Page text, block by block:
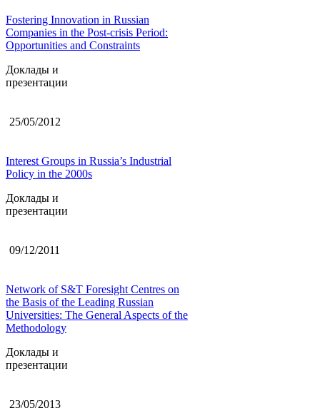
Fostering Innovation in Russian
Companies in the Post-crisis Period:
Opportunities and Constraints
Доклады и
презентации
25/05/2012
Interest Groups in Russia’s Industrial
Policy in the 2000s
Доклады и
презентации
09/12/2011
Network of S&T Foresight Centres on
the Basis of the Leading Russian
Universities: The General Aspects of the
Methodology
Доклады и
презентации
23/05/2013